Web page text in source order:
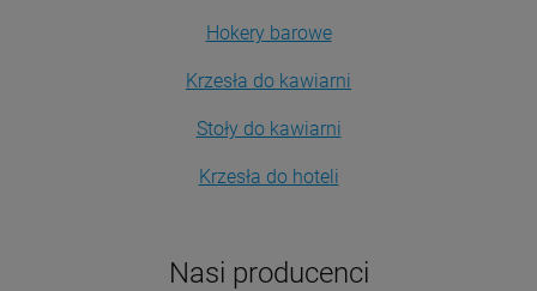
Hokery barowe
Krzesła do kawiarni
Stoły do kawiarni
Krzesła do hoteli
Nasi producenci